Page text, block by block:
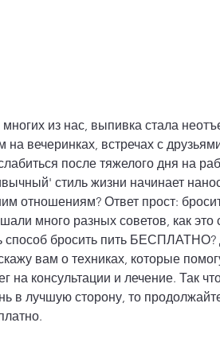
из нас, выпивка стала
на вечеринках, встречах с
после тяжелого дня на
стиль жизни начинает
отношениям? Ответ прост:
много разных советов, как это
способ бросить пить
вам о техниках, которые
на консультации и лечение. Так
в лучшую сторону, то